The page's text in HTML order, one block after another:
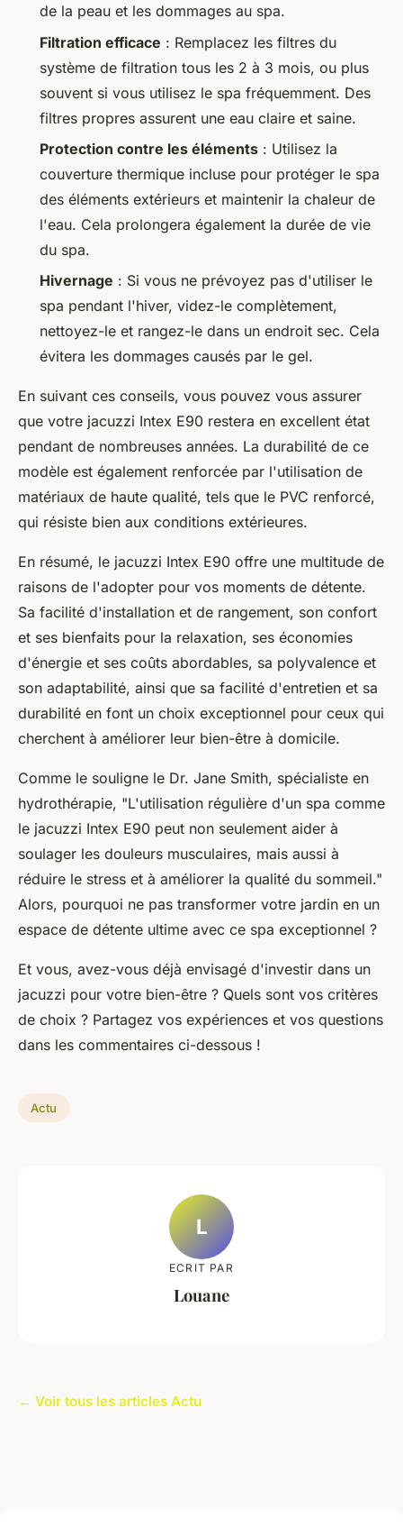
de la peau et les dommages au spa.
Filtration efficace : Remplacez les filtres du
système de filtration tous les 2 à 3 mois, ou plus
souvent si vous utilisez le spa fréquemment. Des
filtres propres assurent une eau claire et saine.
Protection contre les éléments : Utilisez la
couverture thermique incluse pour protéger le spa
des éléments extérieurs et maintenir la chaleur de
l'eau. Cela prolongera également la durée de vie
du spa.
Hivernage : Si vous ne prévoyez pas d'utiliser le
spa pendant l'hiver, videz-le complètement,
nettoyez-le et rangez-le dans un endroit sec. Cela
évitera les dommages causés par le gel.
En suivant ces conseils, vous pouvez vous assurer
que votre jacuzzi Intex E90 restera en excellent état
pendant de nombreuses années. La durabilité de ce
modèle est également renforcée par l'utilisation de
matériaux de haute qualité, tels que le PVC renforcé,
qui résiste bien aux conditions extérieures.
En résumé, le jacuzzi Intex E90 offre une multitude de
raisons de l'adopter pour vos moments de détente.
Sa facilité d'installation et de rangement, son confort
et ses bienfaits pour la relaxation, ses économies
d'énergie et ses coûts abordables, sa polyvalence et
son adaptabilité, ainsi que sa facilité d'entretien et sa
durabilité en font un choix exceptionnel pour ceux qui
cherchent à améliorer leur bien-être à domicile.
Comme le souligne le Dr. Jane Smith, spécialiste en
hydrothérapie, "L'utilisation régulière d'un spa comme
le jacuzzi Intex E90 peut non seulement aider à
soulager les douleurs musculaires, mais aussi à
réduire le stress et à améliorer la qualité du sommeil."
Alors, pourquoi ne pas transformer votre jardin en un
espace de détente ultime avec ce spa exceptionnel ?
Et vous, avez-vous déjà envisagé d'investir dans un
jacuzzi pour votre bien-être ? Quels sont vos critères
de choix ? Partagez vos expériences et vos questions
dans les commentaires ci-dessous !
Actu
L
ECRIT PAR
Louane
← Voir tous les articles Actu